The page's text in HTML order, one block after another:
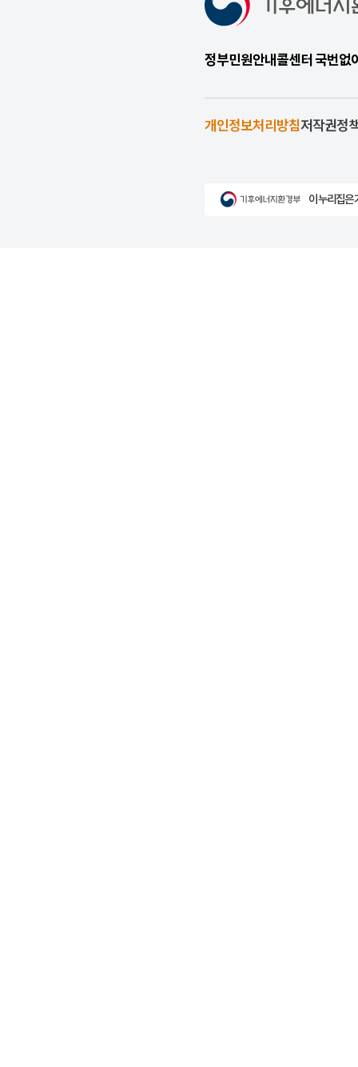
정부민원안내콜센터 국번
개인정보처리방침저작권정
이 누리집은